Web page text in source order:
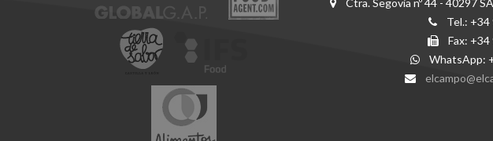
Ctra. Segovia nº 44 - 40297
Tel.: +34
Fax:
WhatsApp: